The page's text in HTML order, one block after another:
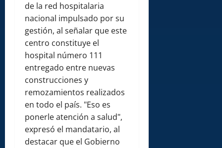
de la red hospitalaria
nacional impulsado por su
gestión, al señalar que este
centro constituye el
hospital número 111
entregado entre nuevas
construcciones y
remozamientos realizados
en todo el país. "Eso es
ponerle atención a salud",
expresó el mandatario, al
destacar que el Gobierno